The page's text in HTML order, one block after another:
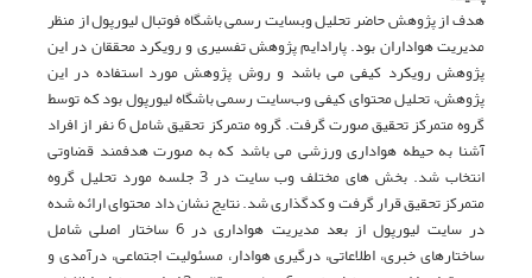
هدف از پژوهش حاضر تحلیل وبسایت رسمی باشگاه فوتبال لیورپول از منظر
مدیریت هواداران بود. پارادایم پژوهش تفسیری و رویکرد محققان در این
پژوهش رویکرد کیفی می باشد و روش پژوهش مورد استفاده در این
پژوهش، تحلیل محتوای کیفی وب‌سایت رسمی باشگاه لیورپول بود که توسط
گروه متمرکز تحقیق صورت گرفت. گروه متمرکز تحقیق شامل 6 نفر از افراد
آشنا به حیطه هواداری ورزشی می باشد که به صورت هدفمند قضاوتی
انتخاب شد. بخش های مختلف وب سایت در 3 جلسه مورد تحلیل گروه
متمرکز تحقیق قرار گرفت و کدگذاری شد. نتایج نشان داد محتوای ارائه شده
در سایت لیورپول از بعد مدیریت هواداری در 6 ساختار اصلی شامل
ساختارهای خبری، اطلاعاتی، درگیری هوادار، مسئولیت اجتماعی، درآمدی و